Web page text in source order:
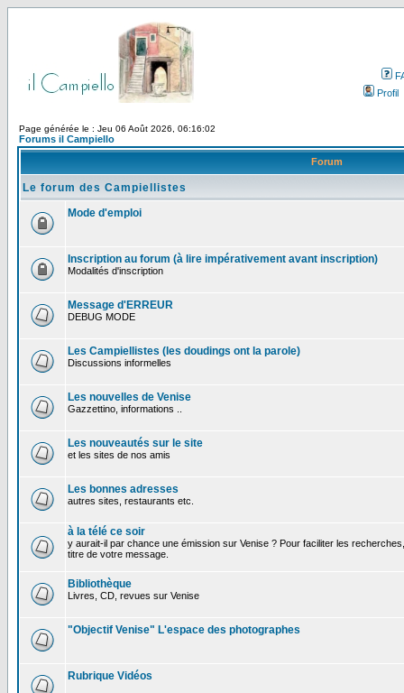
Profil
Page générée le : Jeu 06 Août 2026, 06:16:02
Forums il Campiello
Forum
Le forum des Campiellistes
Mode d'emploi
Inscription au forum (à lire impérativement avant inscription)
Modalités d'inscription
Message d'ERREUR
DEBUG MODE
Les Campiellistes (les doudings ont la parole)
Discussions informelles
Les nouvelles de Venise
Gazzettino, informations ..
Les nouveautés sur le site
et les sites de nos amis
Les bonnes adresses
autres sites, restaurants etc.
à la télé ce soir
y aurait-il par chance une émission sur Venise ? Pour faciliter les
titre de votre message.
Bibliothèque
Livres, CD, revues sur Venise
"Objectif Venise" L'espace des photographes
Rubrique Vidéos